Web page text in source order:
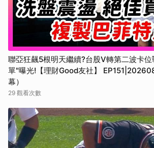
聯亞狂飆5根明天繼續?台股V轉第二波卡
單"曝光!【理財Good友社】
幕）
29 觀看次數